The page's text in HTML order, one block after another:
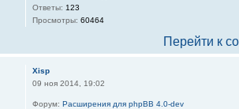
Ответы: 123
Просмотры:60464
Перейти к
Xisp
09 ноя 2014, 19:02
Форум:Расширения для phpBB 4.0-dev